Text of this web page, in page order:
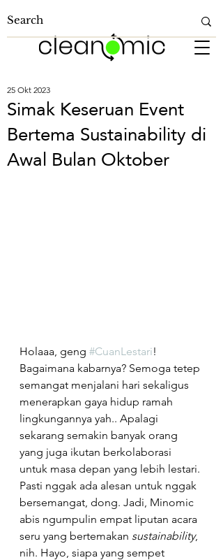
Simak Keseruan Event
Bertema Sustainability di
Awal Bulan Oktober
25 Okt 2023
Holaaa, geng #CuanLestari!
Bagaimana kabarnya? Semoga tetep
semangat menjalani hari sekaligus
menerapkan gaya hidup ramah
lingkungannya yah.. Apalagi
sekarang semakin banyak orang
yang juga ikutan berkolaborasi
untuk masa depan yang lebih lestari.
Pasti nggak ada alesan untuk nggak
bersemangat, dong. Jadi, Minomic
abis ngumpulin empat liputan acara
seru yang bertemakan sustainability,
nih. Hayo, siapa yang sempet